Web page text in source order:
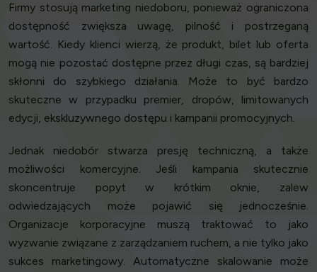
Firmy stosują marketing niedoboru, ponieważ ograniczona
dostępność zwiększa uwagę, pilność i postrzeganą
wartość. Kiedy klienci wierzą, że produkt, bilet lub oferta
mogą nie pozostać dostępne przez długi czas, są bardziej
skłonni do szybkiego działania. Może to być bardzo
skuteczne w przypadku premier, dropów, limitowanych
edycji, ekskluzywnego dostępu i kampanii promocyjnych.
Jednak niedobór stwarza presję techniczną, a także
możliwości komercyjne. Jeśli kampania skutecznie
skoncentruje popyt w krótkim oknie, zalew
odwiedzających może pojawić się jednocześnie.
Organizacje korporacyjne muszą traktować to jako
wyzwanie związane z zarządzaniem ruchem, a nie tylko jako
sukces marketingowy. Automatyczne skalowanie może